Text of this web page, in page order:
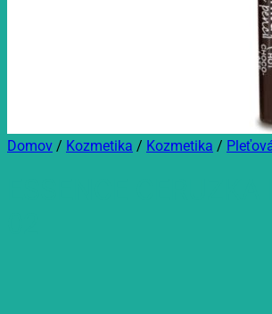
Domov / Kozmetika / Kozmetika /